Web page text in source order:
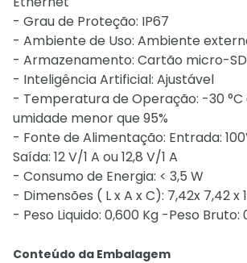
- Grau de Proteção: IP67
- Ambiente de Uso: Ambiente
- Armazenamento: Cartão micro-
- Inteligência Artificial: Ajustável
- Temperatura de Operação: -30 °C
umidade menor que 95%
- Fonte de Alimentação: Entrada:
Saída: 12 V/1 A ou 12,8 V/1 A
- Consumo de Energia: < 3,5 W
- Dimensões ( L x A x C): 7,42x 7,42 x
- Peso Liquido: 0,600 Kg -Peso Bruto:
Conteúdo da Embalagem